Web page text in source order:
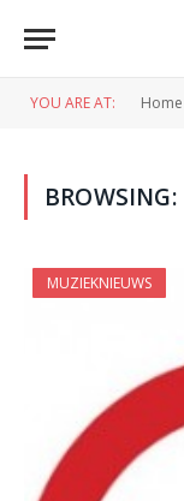
YOU ARE AT: Home
BROWSING:
MUZIEKNIEUWS